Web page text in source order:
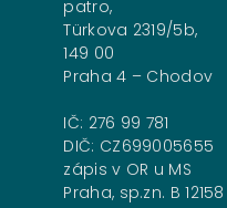
patro,
Türkova 2319/5b,
149 00
Praha 4 – Chodov
IČ: 276 99 781
DIČ: CZ699005655
zápis v OR u MS
Praha, sp.zn. B 12158